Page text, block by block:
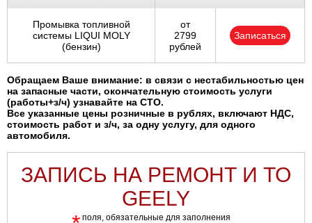
Промывка топливной
системы LIQUI MOLY
(бензин)
от
2799
рублей
Записаться
Обращаем Ваше внимание: в связи с нестабильностью цен
на запасные части, окончательную стоимость услуги
(работы+з/ч) узнавайте на СТО.
Все указанные цены розничные в рублях, включают НДС,
стоимость работ и з/ч, за одну услугу, для одного
автомобиля.
ЗАПИСЬ НА РЕМОНТ И ТО
GEELY
поля, обязательные для заполнения